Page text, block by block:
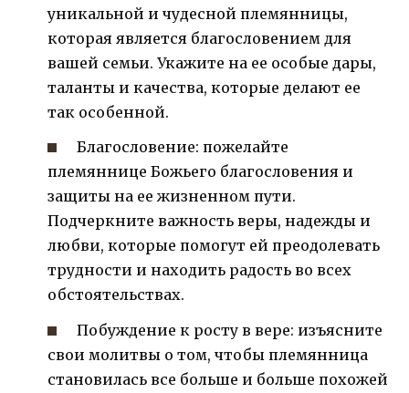
уникальной и чудесной племянницы,
которая является благословением для
вашей семьи. Укажите на ее особые дары,
таланты и качества, которые делают ее
так особенной.
Благословение: пожелайте
племяннице Божьего благословения и
защиты на ее жизненном пути.
Подчеркните важность веры, надежды и
любви, которые помогут ей преодолевать
трудности и находить радость во всех
обстоятельствах.
Побуждение к росту в вере: изъясните
свои молитвы о том, чтобы племянница
становилась все больше и больше похожей